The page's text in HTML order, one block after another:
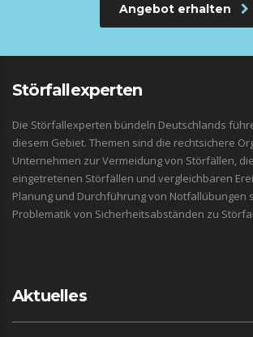
Angebot erhalten
Störfallexperten
Die Störfallexperten bündeln Deutschlands
diesem Gebiet. Themen sind die rechtsichere
Unternehmen zur Vermeidung von Störfällen,
eingetretenen Störfällen und vergleichbaren
Planung und Durchführung von Notfallübungen
Problematik von Sicherheitsabständen zu
Aktuelles